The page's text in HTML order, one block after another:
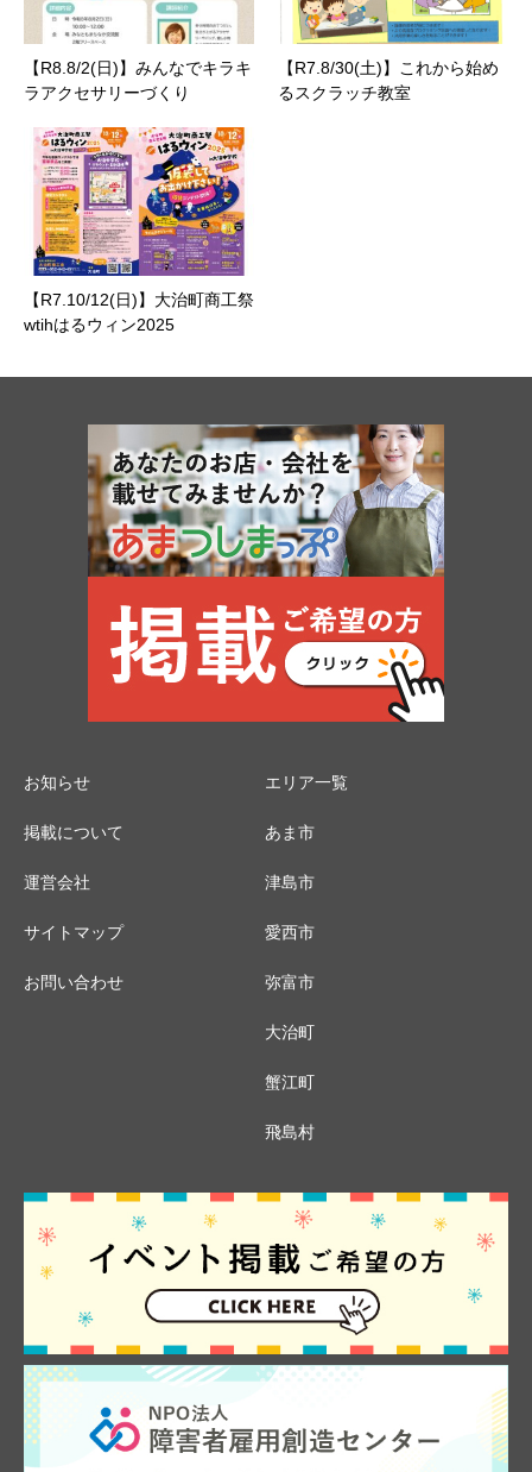
【R8.8/2(日)】みんなでキラキ
ラアクセサリーづくり
【R7.8/30(土)】これから始め
るスクラッチ教室
【R7.10/12(日)】大治町商工祭
wtihはるウィン2025
お知らせ
掲載について
運営会社
サイトマップ
お問い合わせ
エリア一覧
あま市
津島市
愛西市
弥富市
大治町
蟹江町
飛島村